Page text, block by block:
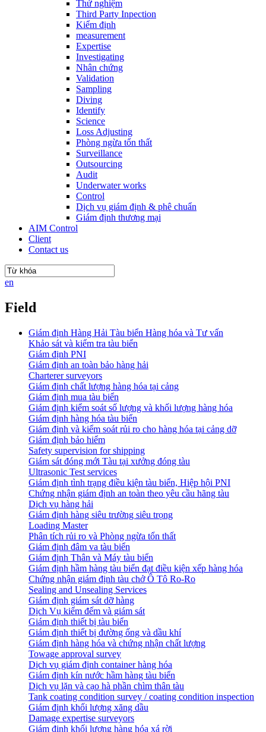
Thử nghiệm
Third Party Inpection
Kiểm định
measurement
Expertise
Investigating
Nhân chứng
Validation
Sampling
Diving
Identify
Science
Loss Adjusting
Phòng ngừa tổn thất
Surveillance
Outsourcing
Audit
Underwater works
Control
Dịch vụ giám định & phê chuẩn
Giám định thương mại
AIM Control
Client
Contact us
en
Field
Giám định Hàng Hải Tàu biển Hàng hóa và Tư vấn
Khảo sát và kiểm tra tàu biển
Giám định PNI
Giám định an toàn bảo hàng hải
Charterer surveyors
Giám định chất lượng hàng hóa tại cảng
​Giám định mua tàu biển
Giám định kiểm soát số lượng và khối lượng hàng hóa
Giám định hàng hóa tàu biển
Giám định và kiểm soát rủi ro cho hàng hóa tại cảng dỡ
Giám định bảo hiểm
Safety supervision for shipping
Giám sát đóng mới Tàu tại xưởng đóng tàu
Ultrasonic Test services
Giám định tình trạng điều kiện tàu biển, Hiệp hội PNI
Chứng nhận giám định an toàn theo yêu cầu hãng tàu
Dịch vụ hàng hải
Giám định hàng siêu trường siêu trọng
Loading Master
Phân tích rủi ro và Phòng ngừa tổn thất
​Giám định đâm va tàu biển
Giám định Thân và Máy tàu biển
​Giám định hầm hàng tàu biển đạt điều kiện xếp hàng hóa
Chứng nhận giám định tàu chở Ô Tô Ro-Ro
Sealing and Unsealing Services
Giám định giám sát dỡ hàng
Dịch Vụ kiểm đếm và giám sát
Giám định thiết bị tàu biển
Giám định thiết bị đường ống và dầu khí
Giám định hàng hóa và chứng nhận chất lượng
Towage approval survey
Dịch vụ giám định container hàng hóa
Giám định kín nước hầm hàng tàu biển
Dịch vụ lặn và cạo hà phần chìm thân tàu
Tank coating condition survey / coating condition inspection
Giám định khối lượng xăng dầu
Damage expertise surveyors
Giám định khối lượng hàng hóa xá rời